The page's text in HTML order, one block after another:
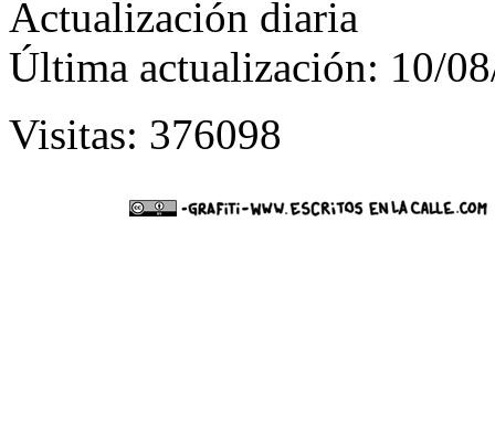
Actualización diaria
Última actualización: 10/
Visitas: 376098